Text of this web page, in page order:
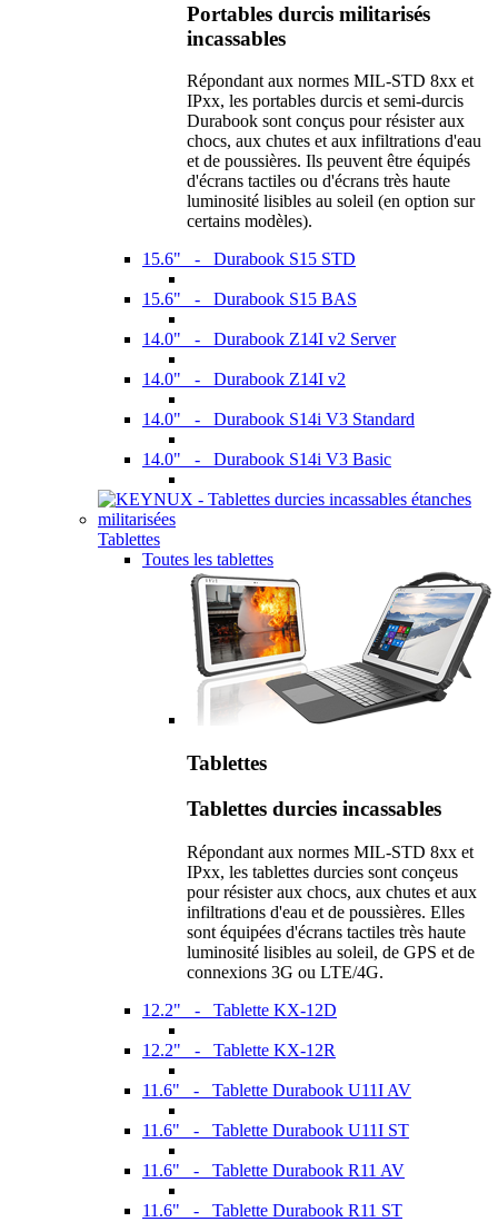
Portables durcis militarisés
incassables
Répondant aux normes MIL-STD 8xx et
IPxx, les portables durcis et semi-durcis
Durabook sont conçus pour résister aux
chocs, aux chutes et aux infiltrations d'eau
et de poussières. Ils peuvent être équipés
d'écrans tactiles ou d'écrans très haute
luminosité lisibles au soleil (en option sur
certains modèles).
15.6" - Durabook S15 STD
15.6" - Durabook S15 BAS
14.0" - Durabook Z14I v2 Server
14.0" - Durabook Z14I v2
14.0" - Durabook S14i V3 Standard
14.0" - Durabook S14i V3 Basic
Tablettes
Toutes les tablettes
Tablettes
Tablettes durcies incassables
Répondant aux normes MIL-STD 8xx et
IPxx, les tablettes durcies sont conçeus
pour résister aux chocs, aux chutes et aux
infiltrations d'eau et de poussières. Elles
sont équipées d'écrans tactiles très haute
luminosité lisibles au soleil, de GPS et de
connexions 3G ou LTE/4G.
12.2" - Tablette KX-12D
12.2" - Tablette KX-12R
11.6" - Tablette Durabook U11I AV
11.6" - Tablette Durabook U11I ST
11.6" - Tablette Durabook R11 AV
11.6" - Tablette Durabook R11 ST